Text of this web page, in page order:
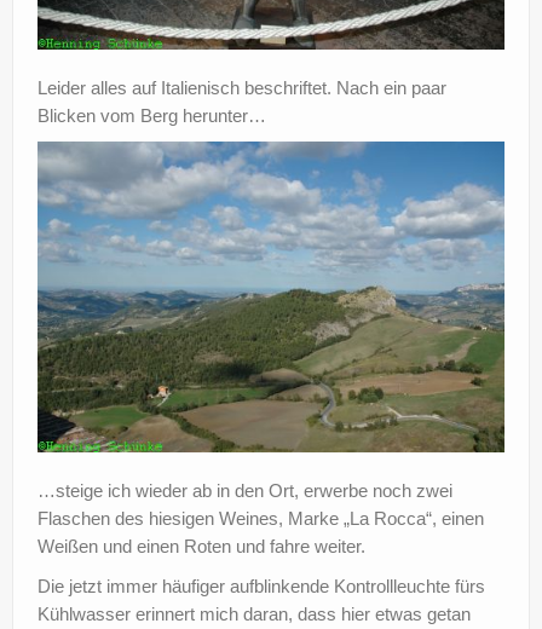
Leider alles auf Italienisch beschriftet. Nach ein paar
Blicken vom Berg herunter…
…steige ich wieder ab in den Ort, erwerbe noch zwei
Flaschen des hiesigen Weines, Marke „La Rocca“, einen
Weißen und einen Roten und fahre weiter.
Die jetzt immer häufiger aufblinkende Kontrollleuchte fürs
Kühlwasser erinnert mich daran, dass hier etwas getan